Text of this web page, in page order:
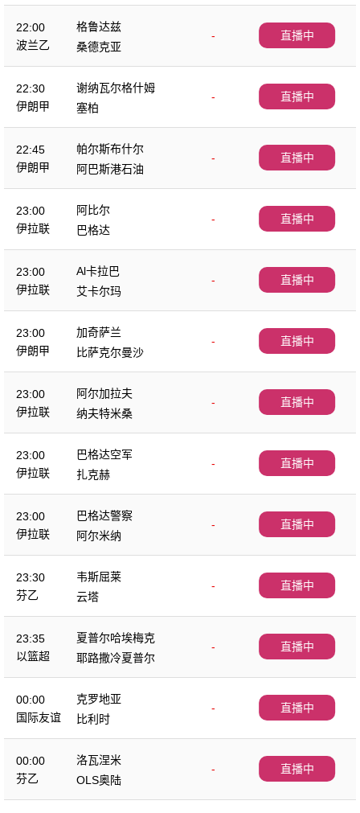
22:00
波兰乙
格鲁达兹
-
桑德克亚
直播中
22:30
伊朗甲
谢纳瓦尔格什姆
-
塞柏
直播中
22:45
伊朗甲
帕尔斯布什尔
-
阿巴斯港石油
直播中
23:00
伊拉联
阿比尔
-
巴格达
直播中
23:00
伊拉联
Al卡拉巴
-
艾卡尔玛
直播中
23:00
伊朗甲
加奇萨兰
-
比萨克尔曼沙
直播中
23:00
伊拉联
阿尔加拉夫
-
纳夫特米桑
直播中
23:00
伊拉联
巴格达空军
-
扎克赫
直播中
23:00
伊拉联
巴格达警察
-
阿尔米纳
直播中
23:30
芬乙
韦斯屈莱
-
云塔
直播中
23:35
以篮超
夏普尔哈埃梅克
-
耶路撒冷夏普尔
直播中
00:00
国际友谊
克罗地亚
-
比利时
直播中
00:00
芬乙
洛瓦涅米
-
OLS奥陆
直播中